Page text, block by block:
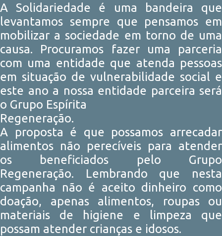
A Solidariedade é uma bandeira que
levantamos sempre que pensamos em
mobilizar a sociedade em torno de uma
causa. Procuramos fazer uma parceria
com uma entidade que atenda pessoas
em situação de vulnerabilidade social e
este ano a nossa entidade parceira será
o Grupo Espírita
Regeneração.
A proposta é que possamos arrecadar
alimentos não perecíveis para atender
os beneficiados pelo Grupo
Regeneração. Lembrando que nesta
campanha não é aceito dinheiro como
doação, apenas alimentos, roupas ou
materiais de higiene e limpeza que
possam atender crianças e idosos.